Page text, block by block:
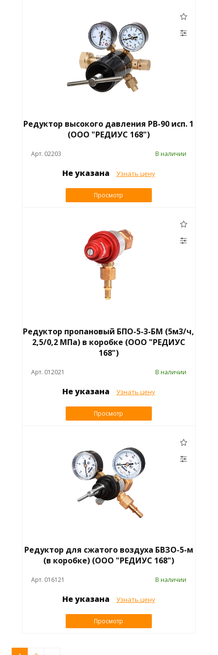
Редуктор высокого давления РВ-90 исп. 1
(ООО "РЕДИУС 168")
Арт. 02203 В наличии
Не указана Узнать цену
Просмотр
Редуктор пропановый БПО-5-3-БМ (5м3/ч,
2,5/0,2 МПа) в коробке (ООО "РЕДИУС
168")
Арт. 012021 В наличии
Не указана Узнать цену
Просмотр
Редуктор для сжатого воздуха БВЗО-5-м
(в коробке) (ООО "РЕДИУС 168")
Арт. 016121 В наличии
Не указана Узнать цену
Просмотр